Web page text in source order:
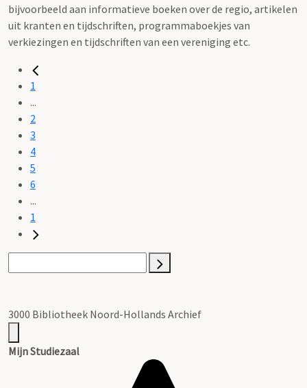
bijvoorbeeld aan informatieve boeken over de regio, artikelen
uit kranten en tijdschriften, programmaboekjes van
verkiezingen en tijdschriften van een vereniging etc.
1
...
2
3
4
5
6
...
1
3000 Bibliotheek Noord-Hollands Archief
Mijn Studiezaal